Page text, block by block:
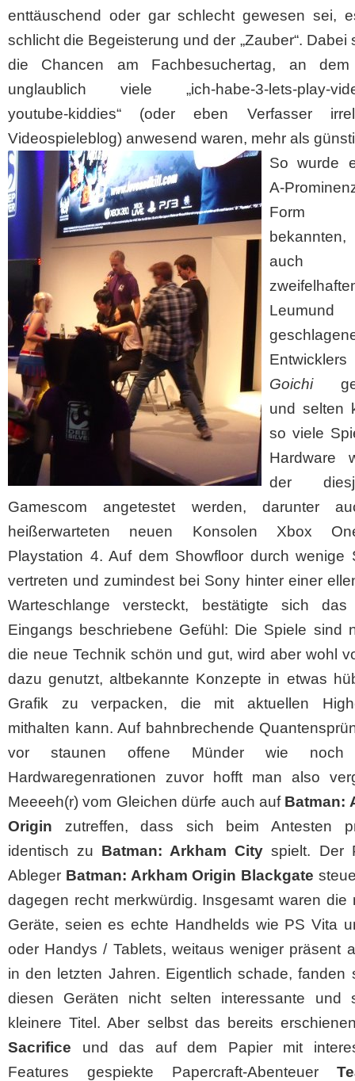
enttäuschend oder gar schlecht gewesen sei,
schlicht die Begeisterung und der „Zauber“. Dabei
die Chancen am Fachbesuchertag, an dem
unglaublich viele „ich-habe-3-lets-play-
youtube-kiddies“ (oder eben Verfasser
Videospieleblog) anwesend waren, mehr als
So wurde
A-
Form
auch
Leumund
Goichi
und selten
so viele
Hardware
der
Gamescom angetestet werden, darunter
heißerwarteten neuen Konsolen Xbox
Playstation 4. Auf dem Showfloor durch wenige
vertreten und zumindest bei Sony hinter einer
Warteschlange versteckt, bestätigte sich das
Eingangs beschriebene Gefühl: Die Spiele sind
die neue Technik schön und gut, wird aber wohl
dazu genutzt, altbekannte Konzepte in etwas
Grafik zu verpacken, die mit aktuellen
mithalten kann. Auf bahnbrechende
vor staunen offene Münder wie noch
Hardwaregenrationen zuvor hofft man also
Meeeeh(r) vom Gleichen dürfe auch auf Batman:
Origin zutreffen, dass sich beim Antesten
identisch zu Batman: Arkham City spielt. Der
Ableger Batman: Arkham Origin Blackgate
dagegen recht merkwürdig. Insgesamt waren die
Geräte, seien es echte Handhelds wie PS Vita
oder Handys / Tablets, weitaus weniger präsent
in den letzten Jahren. Eigentlich schade, fanden
diesen Geräten nicht selten interessante und
kleinere Titel. Aber selbst das bereits
Sacrifice und das auf dem Papier mit
Features gespiekte Papercraft-Abenteuer